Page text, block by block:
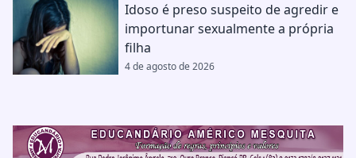
Idoso é preso suspeito de agredir e
importunar sexualmente a própria
filha
4 de agosto de 2026